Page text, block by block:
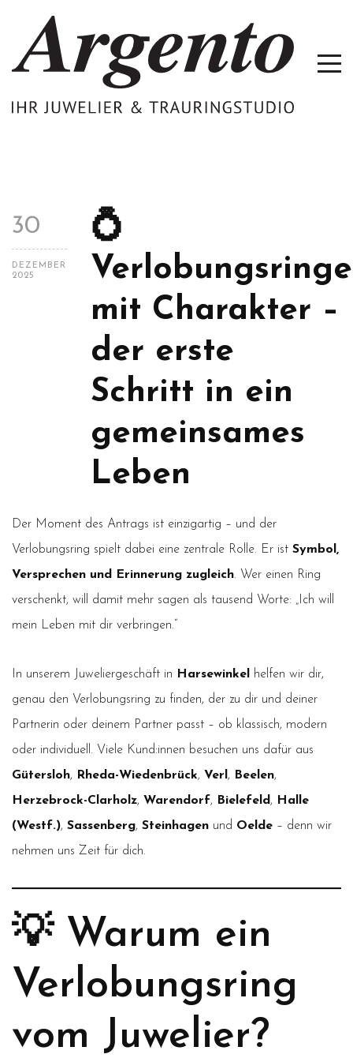
30
DEZEMBER
2025
💍
Verlobungsringe
mit Charakter –
der erste
Schritt in ein
gemeinsames
Leben
Der Moment des Antrags ist einzigartig – und der
Verlobungsring spielt dabei eine zentrale Rolle. Er ist Symbol,
Versprechen und Erinnerung zugleich. Wer einen Ring
verschenkt, will damit mehr sagen als tausend Worte: „Ich will
mein Leben mit dir verbringen.“
In unserem Juweliergeschäft in Harsewinkel
helfen wir dir,
genau den Verlobungsring zu finden, der zu dir und deiner
Partnerin oder deinem Partner passt – ob klassisch, modern
oder individuell. Viele Kund:innen besuchen uns dafür aus
Gütersloh, Rheda-Wiedenbrück, Verl , Beelen,
Herzebrock-Clarholz, Warendorf, Bielefeld ,
Halle
(Westf.), Sassenberg, Steinhagen und Oelde – denn wir
nehmen uns Zeit für dich.
💡 Warum ein
Verlobungsring
vom Juwelier?